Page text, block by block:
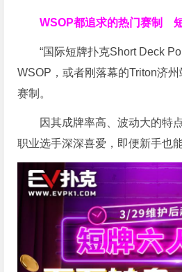
WSOP都追求的热门赛制
“国际短牌扑克Short Deck
WSOP，或者刚落幕的Triton济
赛制。
因其成牌率高、波动大的特
职业选手深深喜爱，即便新手也